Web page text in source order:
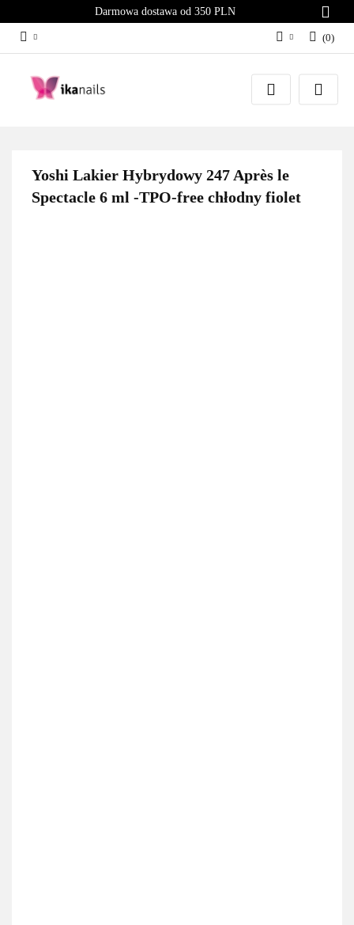
Darmowa dostawa od 350 PLN
Zaloguj się
Załóż konto
(0)
Yoshi Lakier Hybrydowy 247 Après le
Spectacle 6 ml -TPO-free chłodny fiolet